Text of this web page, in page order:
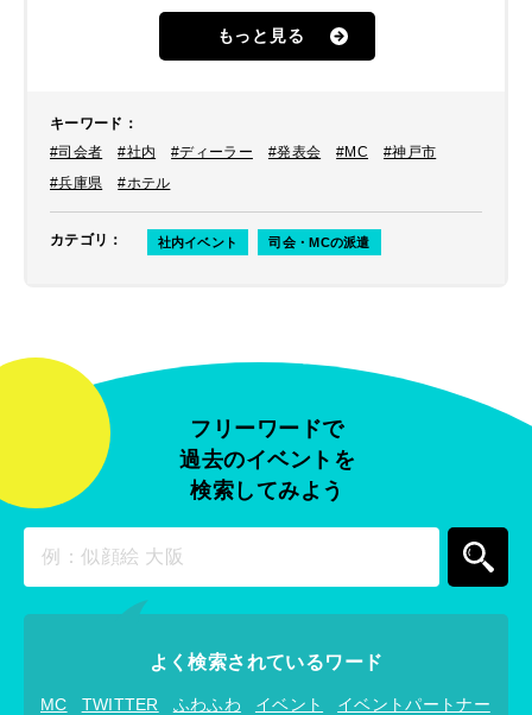
もっと見る
キーワード ：
#司会者
#社内 #ディーラー #発表会 #MC
#神戸市
#兵庫県
#ホテル
カテゴリ ： 社内イベント 司会・MCの派遣
フリーワードで
過去のイベントを
検索してみよう
よく検索されているワード
MC TWITTER ふわふわ イベント
イベントパートナー